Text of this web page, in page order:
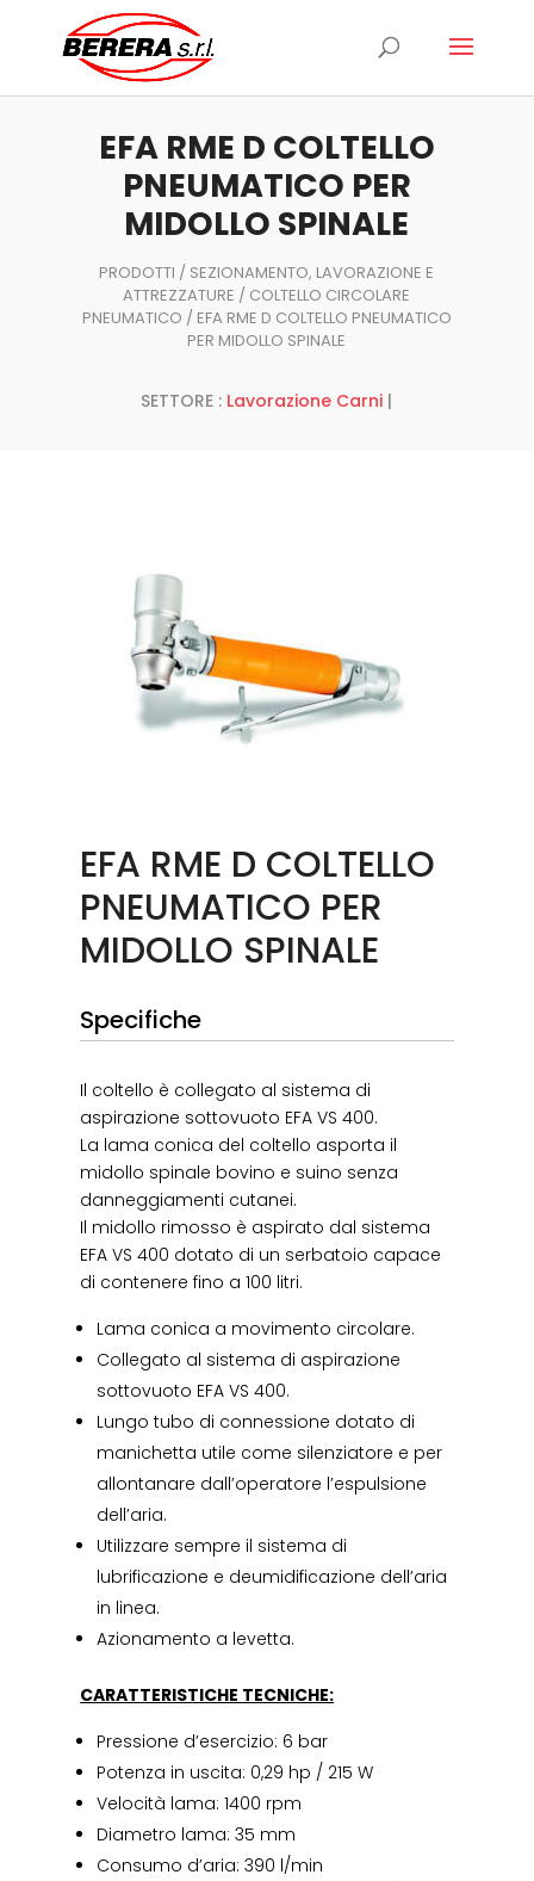
prodotti
EFA RME D COLTELLO
PNEUMATICO PER
MIDOLLO SPINALE
PRODOTTI / SEZIONAMENTO, LAVORAZIONE E
ATTREZZATURE / COLTELLO CIRCOLARE
PNEUMATICO / EFA RME D COLTELLO PNEUMATICO
PER MIDOLLO SPINALE
SETTORE : Lavorazione Carni |
EFA RME D COLTELLO
PNEUMATICO PER
MIDOLLO SPINALE
Specifiche
Il coltello è collegato al sistema di
aspirazione sottovuoto EFA VS 400.
La lama conica del coltello asporta il
midollo spinale bovino e suino senza
danneggiamenti cutanei.
Il midollo rimosso è aspirato dal sistema
EFA VS 400 dotato di un serbatoio capace
di contenere fino a 100 litri.
Lama conica a movimento circolare.
Collegato al sistema di aspirazione
sottovuoto EFA VS 400.
Lungo tubo di connessione dotato di
manichetta utile come silenziatore e per
allontanare dall’operatore l’espulsione
dell’aria.
Utilizzare sempre il sistema di
lubrificazione e deumidificazione dell’aria
in linea.
Azionamento a levetta.
CARATTERISTICHE TECNICHE:
Pressione d’esercizio: 6 bar
Potenza in uscita: 0,29 hp / 215 W
Velocità lama: 1400 rpm
Diametro lama: 35 mm
Consumo d’aria: 390 l/min